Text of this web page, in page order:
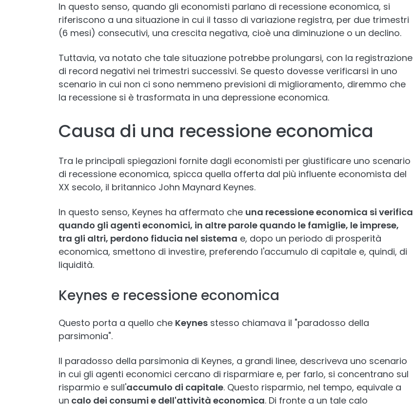
In questo senso, quando gli economisti parlano di recessione economica, si
riferiscono a una situazione in cui il tasso di variazione registra, per due trimestri
(6 mesi) consecutivi, una crescita negativa, cioè una diminuzione o un declino.
Tuttavia, va notato che tale situazione potrebbe prolungarsi, con la registrazione
di record negativi nei trimestri successivi. Se questo dovesse verificarsi in uno
scenario in cui non ci sono nemmeno previsioni di miglioramento, diremmo che
la recessione si è trasformata in una depressione economica.
Causa di una recessione economica
Tra le principali spiegazioni fornite dagli economisti per giustificare uno scenario
di recessione economica, spicca quella offerta dal più influente economista del
XX secolo, il britannico John Maynard Keynes.
In questo senso, Keynes ha affermato che una recessione economica si verifica
quando gli agenti economici, in altre parole quando le famiglie, le imprese,
tra gli altri, perdono fiducia nel sistema e, dopo un periodo di prosperità
economica, smettono di investire, preferendo l'accumulo di capitale e, quindi, di
liquidità.
Keynes e recessione economica
Questo porta a quello che Keynes stesso chiamava il "paradosso della
parsimonia".
Il paradosso della parsimonia di Keynes, a grandi linee, descriveva uno scenario
in cui gli agenti economici cercano di risparmiare e, per farlo, si concentrano sul
risparmio e sull'accumulo di capitale. Questo risparmio, nel tempo, equivale a
un calo dei consumi e dell'attività economica. Di fronte a un tale calo